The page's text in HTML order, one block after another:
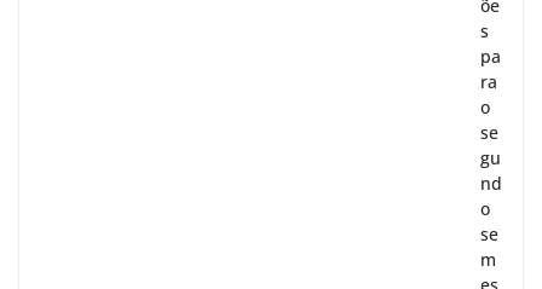
õe
s
pa
ra
o
se
gu
nd
o
se
m